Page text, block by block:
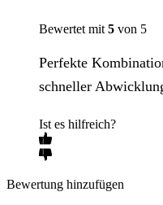
Bewertet mit 5 von 5
Perfekte
schneller
Ist es hilfreich?
Bewertung hinzufügen